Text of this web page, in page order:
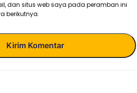
dan situs web saya pada peramban ini
berikutnya.
Kirim Komentar